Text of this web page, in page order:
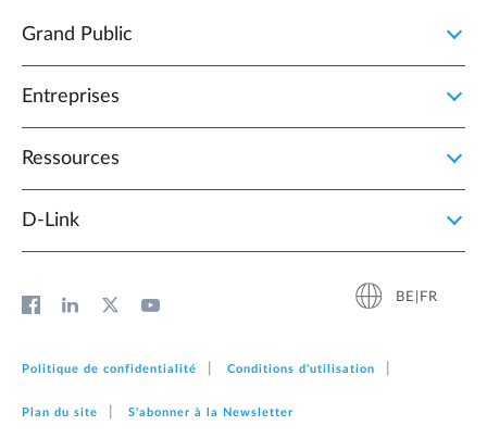
Grand Public
Entreprises
Ressources
D‑Link
BE|FR
Politique de confidentialité Conditions d'utilisation
Plan du site S'abonner à la Newsletter